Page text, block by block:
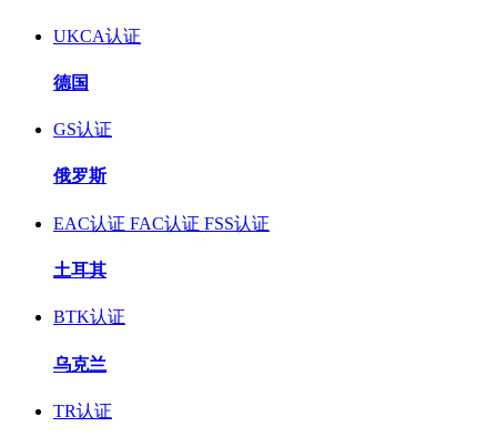
UKCA认证
德国
GS认证
俄罗斯
EAC认证 FAC认证 FSS认证
土耳其
BTK认证
乌克兰
TR认证